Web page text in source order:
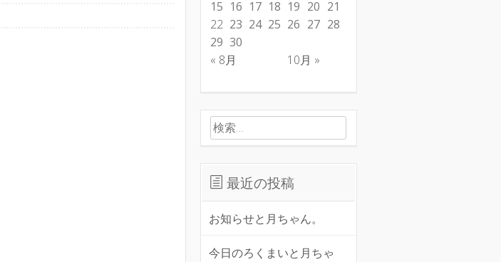
« 8月 10月 »
15 16 17 18 19 20 21
22 23 24 25 26 27 28
29 30
検索:
最近の投稿
お知らせと月ちゃん。
今日のろくまいと月ちゃ